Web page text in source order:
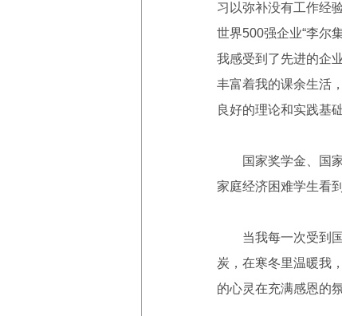
习以弥补没有工作经
世界500强企业“李尔
我感受到了先进的企
丰富着我的课余生活
良好的理论和实践基础
国家奖学金、国家
家庭经济困难学生看
当我每一次受到国
炭，在寒冬里温暖我
的心灵在充满感恩的